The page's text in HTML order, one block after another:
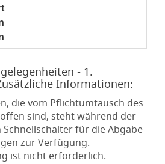
- 1.
Informationen:
die vom Pflichtumtausch des
sind, steht während der
für die Abgabe
zur Verfügung.
ist nicht erforderlich.